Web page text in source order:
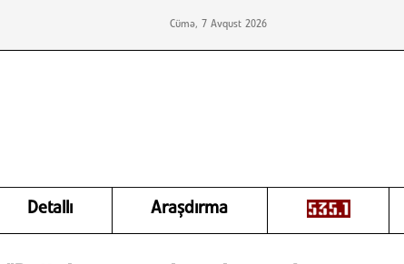
Cümə, 7 Avqust 2026
Detallı Araşdırma